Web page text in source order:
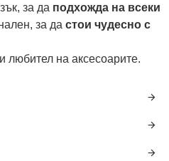
за да подхожда на всеки
за да стои чудесно с
любител на аксесоарите.